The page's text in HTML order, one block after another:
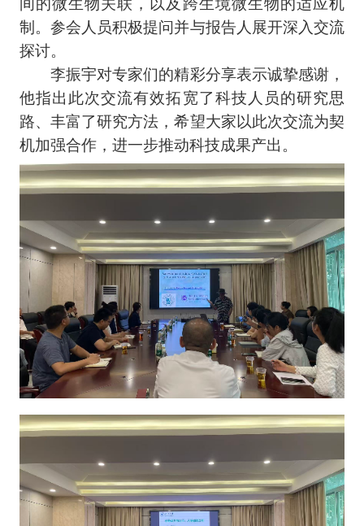
制。参会人员积极提问并与报告人展开深入交流
探讨。
李振宇对专家们的精彩分享表示诚挚感谢，
他指出此次交流有效拓宽了科技人员的研究思
路、丰富了研究方法，希望大家以此次交流为契
机加强合作，进一步推动科技成果产出。